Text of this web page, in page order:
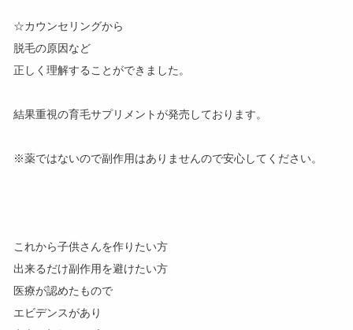
☆カウンセリングから
脱毛の原因など
正しく理解することができました。
結果重視の育毛サプリメントが発売しております。
※薬ではないので副作用はありませんので安心してください。
これから子供さんを作りたい方
出来るだけ副作用を避けたい方
医療が認めたもので
エビデンスがあり